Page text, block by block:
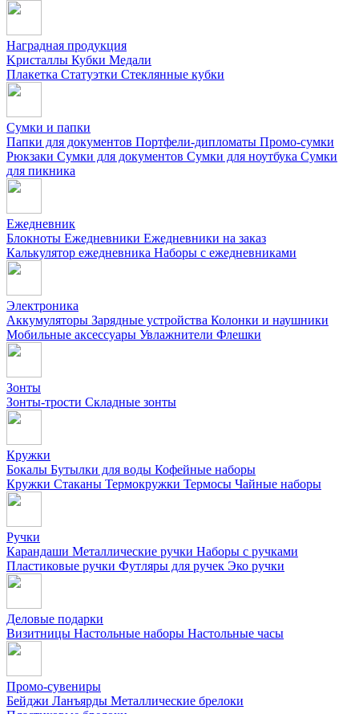
Наградная продукция
Kристаллы Кубки Медали
Плакетка Статуэтки Стеклянные кубки
Сумки и папки
Папки для документов Портфели-дипломаты Промо-сумки
Рюкзаки Сумки для документов Сумки для ноутбука Сумки
для пикника
Ежедневник
Блокноты Ежедневники Ежедневники на заказ
Калькулятор ежедневника Наборы с ежедневниками
Электроника
Аккумуляторы Зарядные устройства Колонки и наушники
Мобильные аксессуары Увлажнители Флешки
Зонты
Зонты-трости Складные зонты
Кружки
Бокалы Бутылки для воды Кофейные наборы
Кружки Стаканы Термокружки Термосы Чайные наборы
Ручки
Карандаши Металлические ручки Наборы с ручками
Пластиковые ручки Футляры для ручек Эко ручки
Деловые подарки
Визитницы Настольные наборы Настольные часы
Промо-сувениры
Бейджи Ланъярды Металлические брелоки